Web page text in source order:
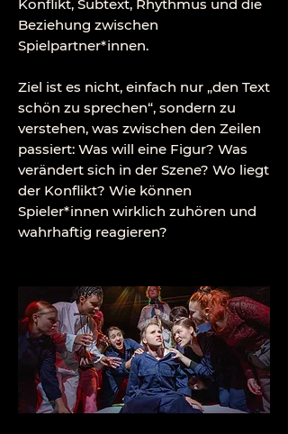
Konflikt, Subtext, Rhythmus und die
Beziehung zwischen
Spielpartner*innen.
Ziel ist es nicht, einfach nur „den Text
schön zu sprechen“, sondern zu
verstehen, was zwischen den Zeilen
passiert: Was will eine Figur? Was
verändert sich in der Szene? Wo liegt
der Konflikt? Wie können
Spieler*innen wirklich zuhören und
wahrhaftig reagieren?